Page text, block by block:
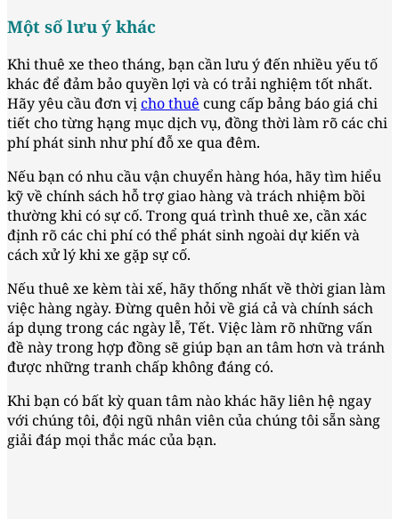
Một số lưu ý khác
Khi thuê xe theo tháng, bạn cần lưu ý đến nhiều yếu tố
khác để đảm bảo quyền lợi và có trải nghiệm tốt nhất.
Hãy yêu cầu đơn vịcho thuê cung cấp bảng báo giá chi
tiết cho từng hạng mục dịch vụ, đồng thời làm rõ các chi
phí phát sinh như phí đỗ xe qua đêm.
Nếu bạn có nhu cầu vận chuyển hàng hóa, hãy tìm hiểu
kỹ về chính sách hỗ trợ giao hàng và trách nhiệm bồi
thường khi có sự cố. Trong quá trình thuê xe, cần xác
định rõ các chi phí có thể phát sinh ngoài dự kiến và
cách xử lý khi xe gặp sự cố.
Nếu thuê xe kèm tài xế, hãy thống nhất về thời gian làm
việc hàng ngày. Đừng quên hỏi về giá cả và chính sách
áp dụng trong các ngày lễ, Tết. Việc làm rõ những vấn
đề này trong hợp đồng sẽ giúp bạn an tâm hơn và tránh
được những tranh chấp không đáng có.
Khi bạn có bất kỳ quan tâm nào khác hãy liên hệ ngay
với chúng tôi, đội ngũ nhân viên của chúng tôi sẵn sàng
giải đáp mọi thắc mác của bạn.